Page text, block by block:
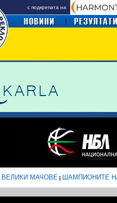
с подкрепата на
ВЕЛИКИ МАЧОВЕ | ШАМПИОНИТЕ